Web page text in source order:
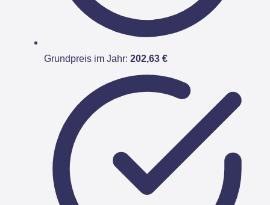
Grundpreis im Jahr: 202,63 €